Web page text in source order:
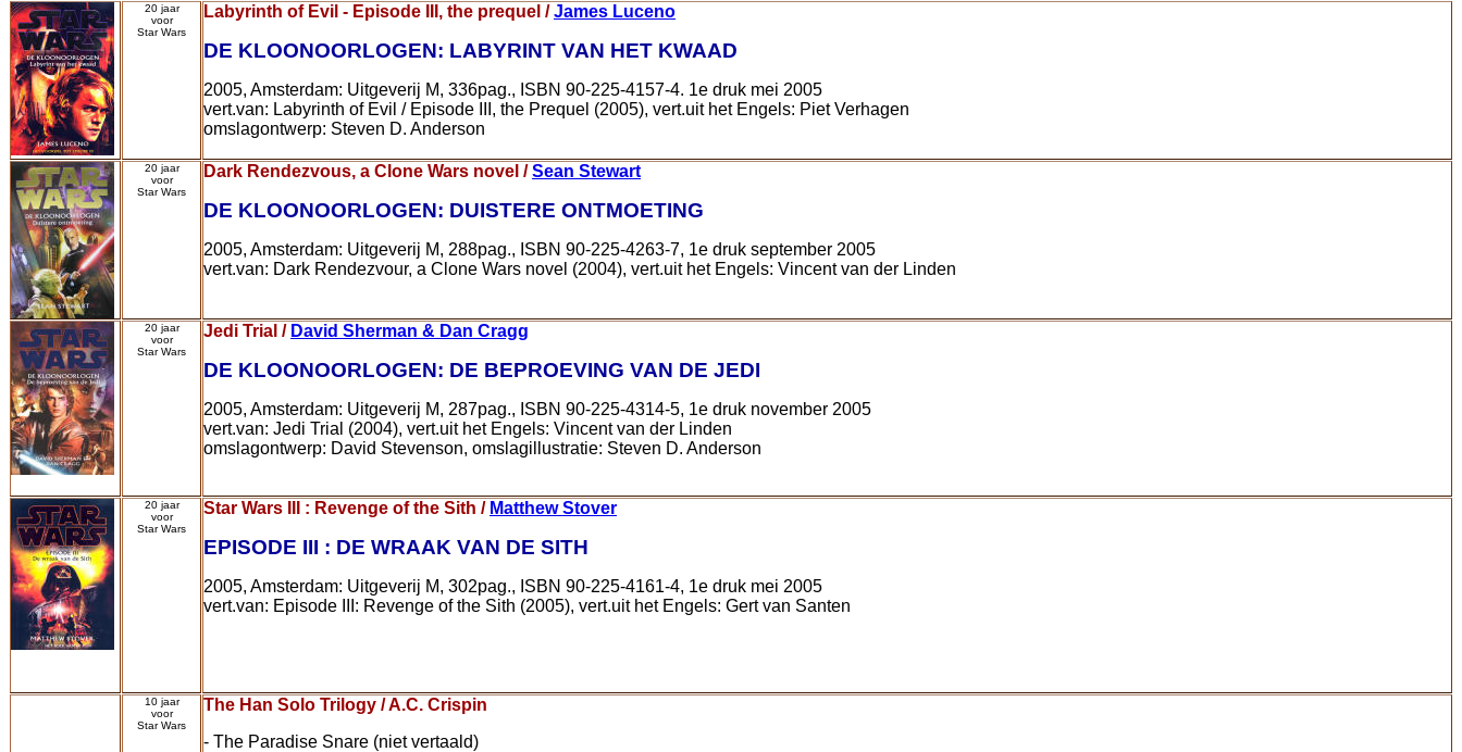
20 jaar
voor
Star Wars
Labyrinth of Evil - Episode III, the prequel /James Luceno
DE KLOONOORLOGEN: LABYRINT VAN HET KWAAD
2005, Amsterdam: Uitgeverij M, 336pag., ISBN 90-225-4157-4. 1e druk mei 2005
vert.van: Labyrinth of Evil / Episode III, the Prequel (2005), vert.uit het Engels: Piet Verhagen
omslagontwerp: Steven D. Anderson
20 jaar
voor
Star Wars
Dark Rendezvous, a Clone Wars novel /Sean Stewart
DE KLOONOORLOGEN: DUISTERE ONTMOETING
2005, Amsterdam: Uitgeverij M, 288pag., ISBN 90-225-4263-7, 1e druk september 2005
vert.van: Dark Rendezvour, a Clone Wars novel (2004), vert.uit het Engels: Vincent van der Linden
20 jaar
voor
Star Wars
Jedi Trial / David Sherman & Dan Cragg
DE KLOONOORLOGEN: DE BEPROEVING VAN DE JEDI
2005, Amsterdam: Uitgeverij M, 287pag., ISBN 90-225-4314-5, 1e druk november 2005
vert.van: Jedi Trial (2004), vert.uit het Engels: Vincent van der Linden
omslagontwerp: David Stevenson, omslagillustratie: Steven D. Anderson
20 jaar
voor
Star Wars
Star Wars III : Revenge of the Sith / Matthew Stover
EPISODE III : DE WRAAK VAN DE SITH
2005, Amsterdam: Uitgeverij M, 302pag., ISBN 90-225-4161-4, 1e druk mei 2005
vert.van: Episode III: Revenge of the Sith (2005), vert.uit het Engels: Gert van Santen
10 jaar
voor
Star Wars
The Han Solo Trilogy / A.C. Crispin
- The Paradise Snare (niet vertaald)